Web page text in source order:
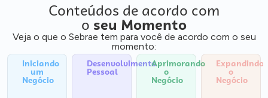
Conteúdos de acordo com
o seu Momento
Veja o que o Sebrae tem para você de acordo com o seu
momento:
Iniciando
um
Negócio
Desenvolvimento
Pessoal
Aprimorando
o
Negócio
Expandindo
o
Negócio